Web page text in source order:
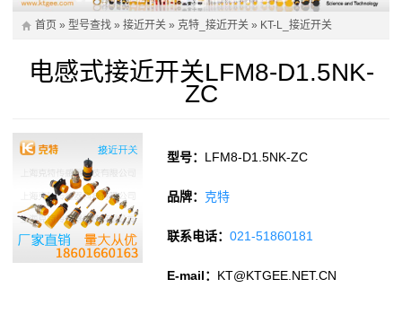
首页 » 型号查找 » 接近开关 » 克特_接近开关 » KT-L_接近开关
电感式接近开关LFM8-D1.5NK-
ZC
型号： LFM8-D1.5NK-ZC
品牌： 克特
联系电话：021-51860181
E-mail： KT@KTGEE.NET.CN